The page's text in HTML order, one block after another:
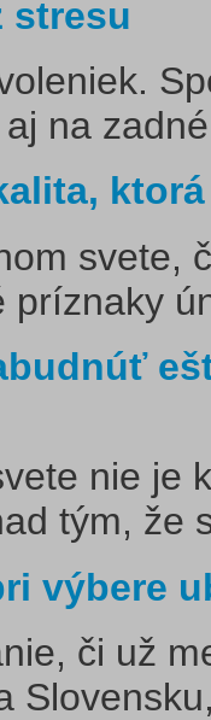
stresu
na
svete,
príznaky
nie je
tým, že
výbere
či už